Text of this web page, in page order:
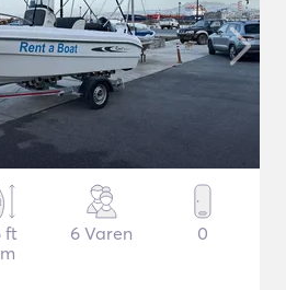
ft
6 Varen 0